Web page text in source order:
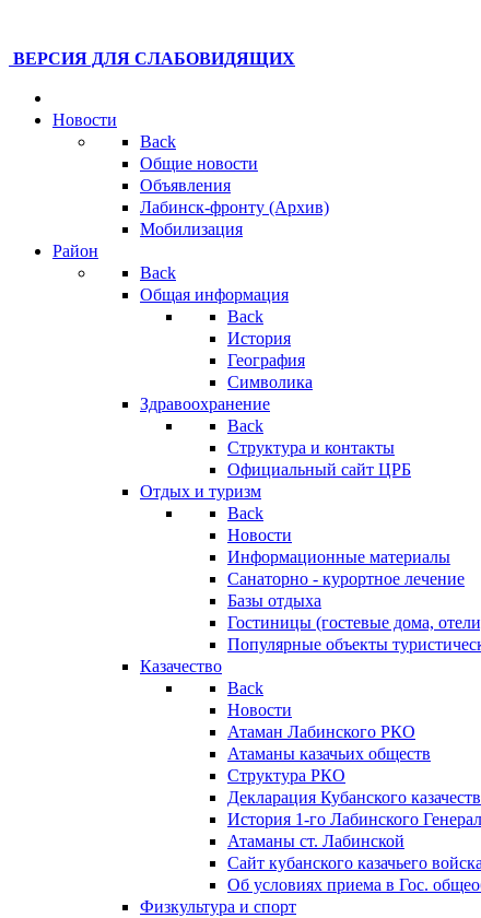
ВЕРСИЯ ДЛЯ СЛАБОВИДЯЩИХ
Новости
Back
Общие новости
Объявления
Лабинск-фронту (Архив)
Мобилизация
Район
Back
Общая информация
Back
История
География
Символика
Здравоохранение
Back
Структура и контакты
Официальный сайт ЦРБ
Отдых и туризм
Back
Новости
Информационные материалы
Санаторно - курортное лечение
Базы отдыха
Гостиницы (гостевые дома,
Популярные объекты
Казачество
Back
Новости
Атаман Лабинского РКО
Атаманы казачьих обществ
Структура РКО
Декларация Кубанского
История 1-го Лабинского
Атаманы ст. Лабинской
Cайт кубанского казачьего войска
Об условиях приема в Гос.
Физкультура и спорт